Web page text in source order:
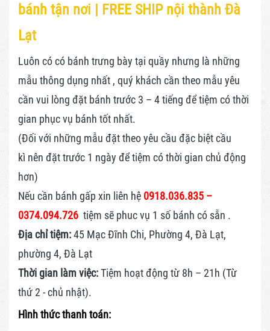
bánh tận nơi | FREE SHIP nội thành Đà
Lạt
Luôn có có bánh trưng bày tại quầy nhưng là những
mẫu thông dụng nhất , quý khách cần theo mẫu yêu
cần vui lòng đặt bánh trước 3 – 4 tiếng để tiệm có thời
gian phục vụ bánh tốt nhất.
(Đối với những mẫu đặt theo yêu cầu đặc biệt cầu
kì nên đặt trước 1 ngày để tiệm có thời gian chủ động
hơn)
Nếu cần bánh gấp xin liên hệ 0918.036.835 –
0374.094.726 tiệm sẽ phuc vụ 1 số bánh có sẵn .
Địa chỉ tiệm:45 Mạc Đĩnh Chi, Phường 4, Đà Lạt,
phường 4, Đà Lạt
Thời gian làm việc:Tiệm hoạt động từ 8h – 21h (Từ
thứ 2 - chủ nhật).
Hình thức thanh toán: